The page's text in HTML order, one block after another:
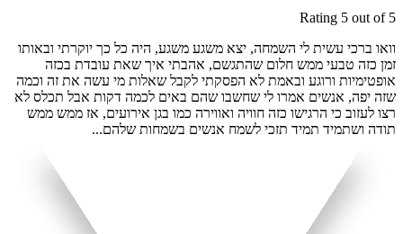
Rating 5 out of 5
וואו ברכי עשית לי השמחה, יצא משגע משגע, היה כל כך יוקרתי ובאותו
זמן כזה טבעי ממש חלום שהתגשם, אהבתי איך שאת עובדת בכזה
אופטימיות ורוגע ובאמת לא הפסקתי לקבל שאלות מי עשה את זה וכמה
שזה יפה, אנשים אמרו לי שחשבו שהם באים לכמה דקות אבל תכלס לא
רצו לעזוב כי הרגישו כזה חוויה ואווירה כמו בגן אירועים, אז ממש ממש
תודה ושתמיד תמיד תזכי לשמח אנשים בשמחות שלהם...